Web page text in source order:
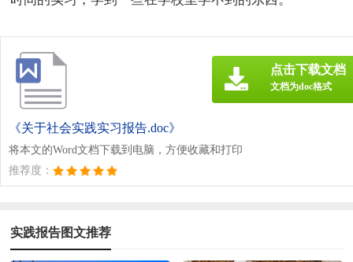
《关于社会实践实习报告.doc》
将本文的Word文档下载到电脑，方便收藏和打印
推荐度：
点击下载文档
文档为doc格式
实践报告图文推荐